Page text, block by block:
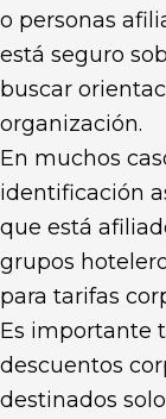
o personas
está seguro
buscar
organización.
En muchos
identificación
que está
grupos
para tarifas
Es importante
descuentos
destinados